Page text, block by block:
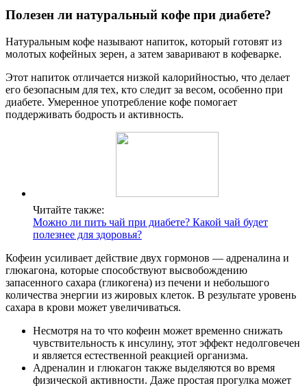
Полезен ли натуральный кофе при диабете?
Натуральным кофе называют напиток, который готовят из
молотых кофейных зерен, а затем заваривают в кофеварке.
Этот напиток отличается низкой калорийностью, что делает
его безопасным для тех, кто следит за весом, особенно при
диабете. Умеренное употребление кофе помогает
поддерживать бодрость и активность.
Читайте также:
Можно ли пить чай при диабете? Какой чай будет
полезнее для здоровья?
Кофеин усиливает действие двух гормонов — адреналина и
глюкагона, которые способствуют высвобождению
запасенного сахара (гликогена) из печени и небольшого
количества энергии из жировых клеток. В результате уровень
сахара в крови может увеличиваться.
Несмотря на то что кофеин может временно снижать
чувствительность к инсулину, этот эффект недолговечен
и является естественной реакцией организма.
Адреналин и глюкагон также выделяются во время
физической активности. Даже простая прогулка может